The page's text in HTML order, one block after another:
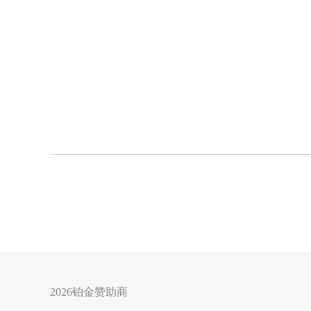
2026铂金赞助商